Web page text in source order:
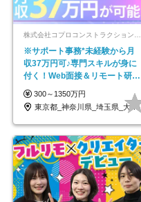
※サポート事務*未経験から月
収37万円可♪専門スキルが身に
付く！Web面接＆リモート研修
も充実♪/a
300～1350万円
東京都_神奈川県_埼玉県_大阪府_愛知県…